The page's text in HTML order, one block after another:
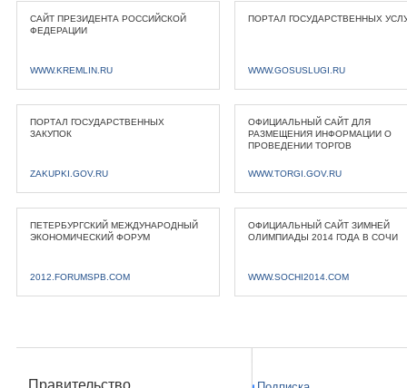
САЙТ ПРЕЗИДЕНТА РОССИЙСКОЙ
ФЕДЕРАЦИИ
WWW.KREMLIN.RU
ПОРТАЛ ГОСУДАРСТВЕННЫХ
WWW.GOSUSLUGI.RU
ПОРТАЛ ГОСУДАРСТВЕННЫХ
ЗАКУПОК
ZAKUPKI.GOV.RU
ОФИЦИАЛЬНЫЙ САЙТ ДЛЯ
РАЗМЕЩЕНИЯ ИНФОРМАЦИИ О
ПРОВЕДЕНИИ ТОРГОВ
WWW.TORGI.GOV.RU
ПЕТЕРБУРГСКИЙ МЕЖДУНАРОДНЫЙ
ЭКОНОМИЧЕСКИЙ ФОРУМ
2012.FORUMSPB.COM
ОФИЦИАЛЬНЫЙ САЙТ ЗИМНЕЙ
ОЛИМПИАДЫ 2014 ГОДА В СОЧИ
WWW.SOCHI2014.COM
Правительство